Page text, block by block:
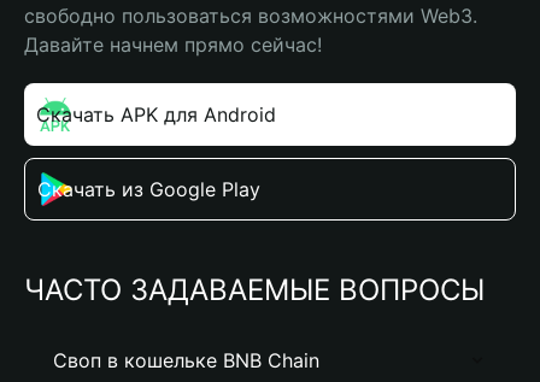
свободно пользоваться возможностями Web3.
Давайте начнем прямо сейчас!
Скачать APK для Android
Скачать из Google Play
ЧАСТО ЗАДАВАЕМЫЕ ВОПРОСЫ
Своп в кошельке BNB Chain